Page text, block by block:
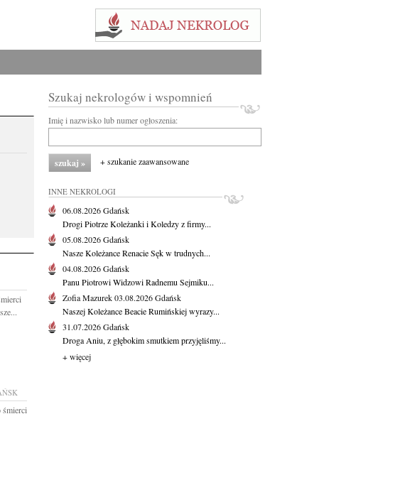
Szukaj nekrologów i wspomnień
Imię i nazwisko lub numer ogłoszenia:
+ szukanie zaawansowane
INNE NEKROLOGI
06.08.2026Gdańsk
Drogi Piotrze Koleżanki i Koledzy z firmy...
05.08.2026Gdańsk
Nasze Koleżance Renacie Sęk w trudnych...
04.08.2026Gdańsk
Panu Piotrowi Widzowi Radnemu Sejmiku...
Zofia Mazurek03.08.2026Gdańsk
Naszej Koleżance Beacie Rumińskiej wyrazy...
31.07.2026Gdańsk
Droga Aniu, z głębokim smutkiem przyjęliśmy...
+ więcej